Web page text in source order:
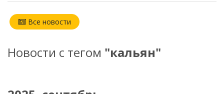
Новости с тегом "кальян"
Все новости